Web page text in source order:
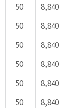
50
8,840
50
8,840
50
8,840
50
8,840
50
8,840
50
8,840